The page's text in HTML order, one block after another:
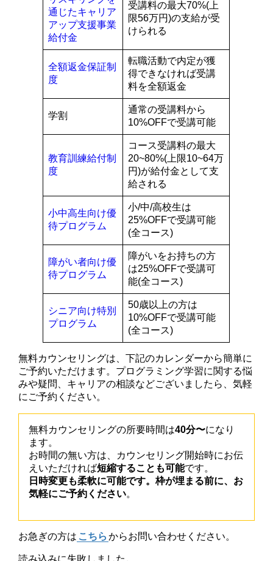
通じたキャリア
アップ支援事業
給付金
受講料の最大70%(上
限56万円)の支給が受
けられる
全額返金保証制
度
転職活動で内定が獲
得できなければ受講
料を全額返金
学割
通常の受講料から
10%OFFで受講可能
教育訓練給付制
度
コース受講料の最大
20~80%(上限10~64万
円)が給付金として支
給される
小中高生向け優
待プログラム
小/中/高校生は
25%OFFで受講可能
(全コース)
障がい者向け優
待プログラム
障がいをお持ちの方
は25%OFFで受講可
能(全コース)
シニア向け特別
プログラム
50歳以上の方は
10%OFFで受講可能
(全コース)
無料カウンセリングは、下記のカレンダーから簡単に
ご予約いただけます。プログラミング学習に関する悩
みや疑問、キャリアの相談などございましたら、気軽
にご予約ください。
無料カウンセリングの所要時間は40分〜になり
ます。
お時間の無い方は、カウンセリング開始時にお伝
えいただければ短縮することも可能です。
日時変更も柔軟に可能です。枠が埋まる前に、お
気軽にご予約ください。
お急ぎの方は こちら からお問い合わせください。
読み込みに失敗しました。